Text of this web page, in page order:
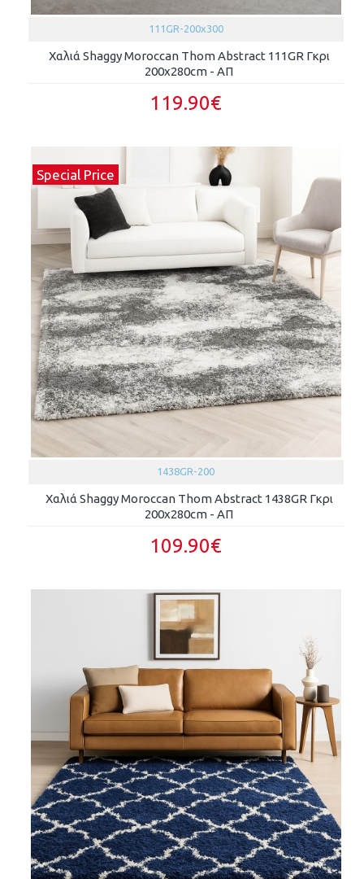
111GR-200x300
Χαλιά Shaggy Moroccan Thom Abstract 111GR Γκρι
200x280cm - ΑΠ
119.90€
Special Price
1438GR-200
Χαλιά Shaggy Moroccan Thom Abstract 1438GR Γκρι
200x280cm - ΑΠ
109.90€